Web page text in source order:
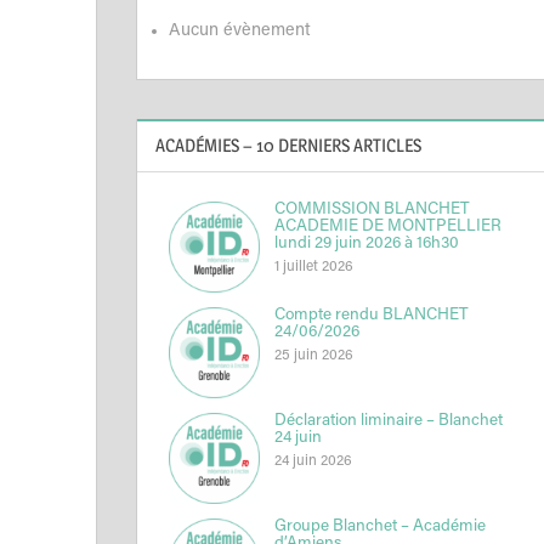
Aucun évènement
ACADÉMIES – 10 DERNIERS ARTICLES
COMMISSION BLANCHET
ACADEMIE DE MONTPELLIER
lundi 29 juin 2026 à 16h30
1 juillet 2026
Compte rendu BLANCHET
24/06/2026
25 juin 2026
Déclaration liminaire – Blanchet
24 juin
24 juin 2026
Groupe Blanchet – Académie